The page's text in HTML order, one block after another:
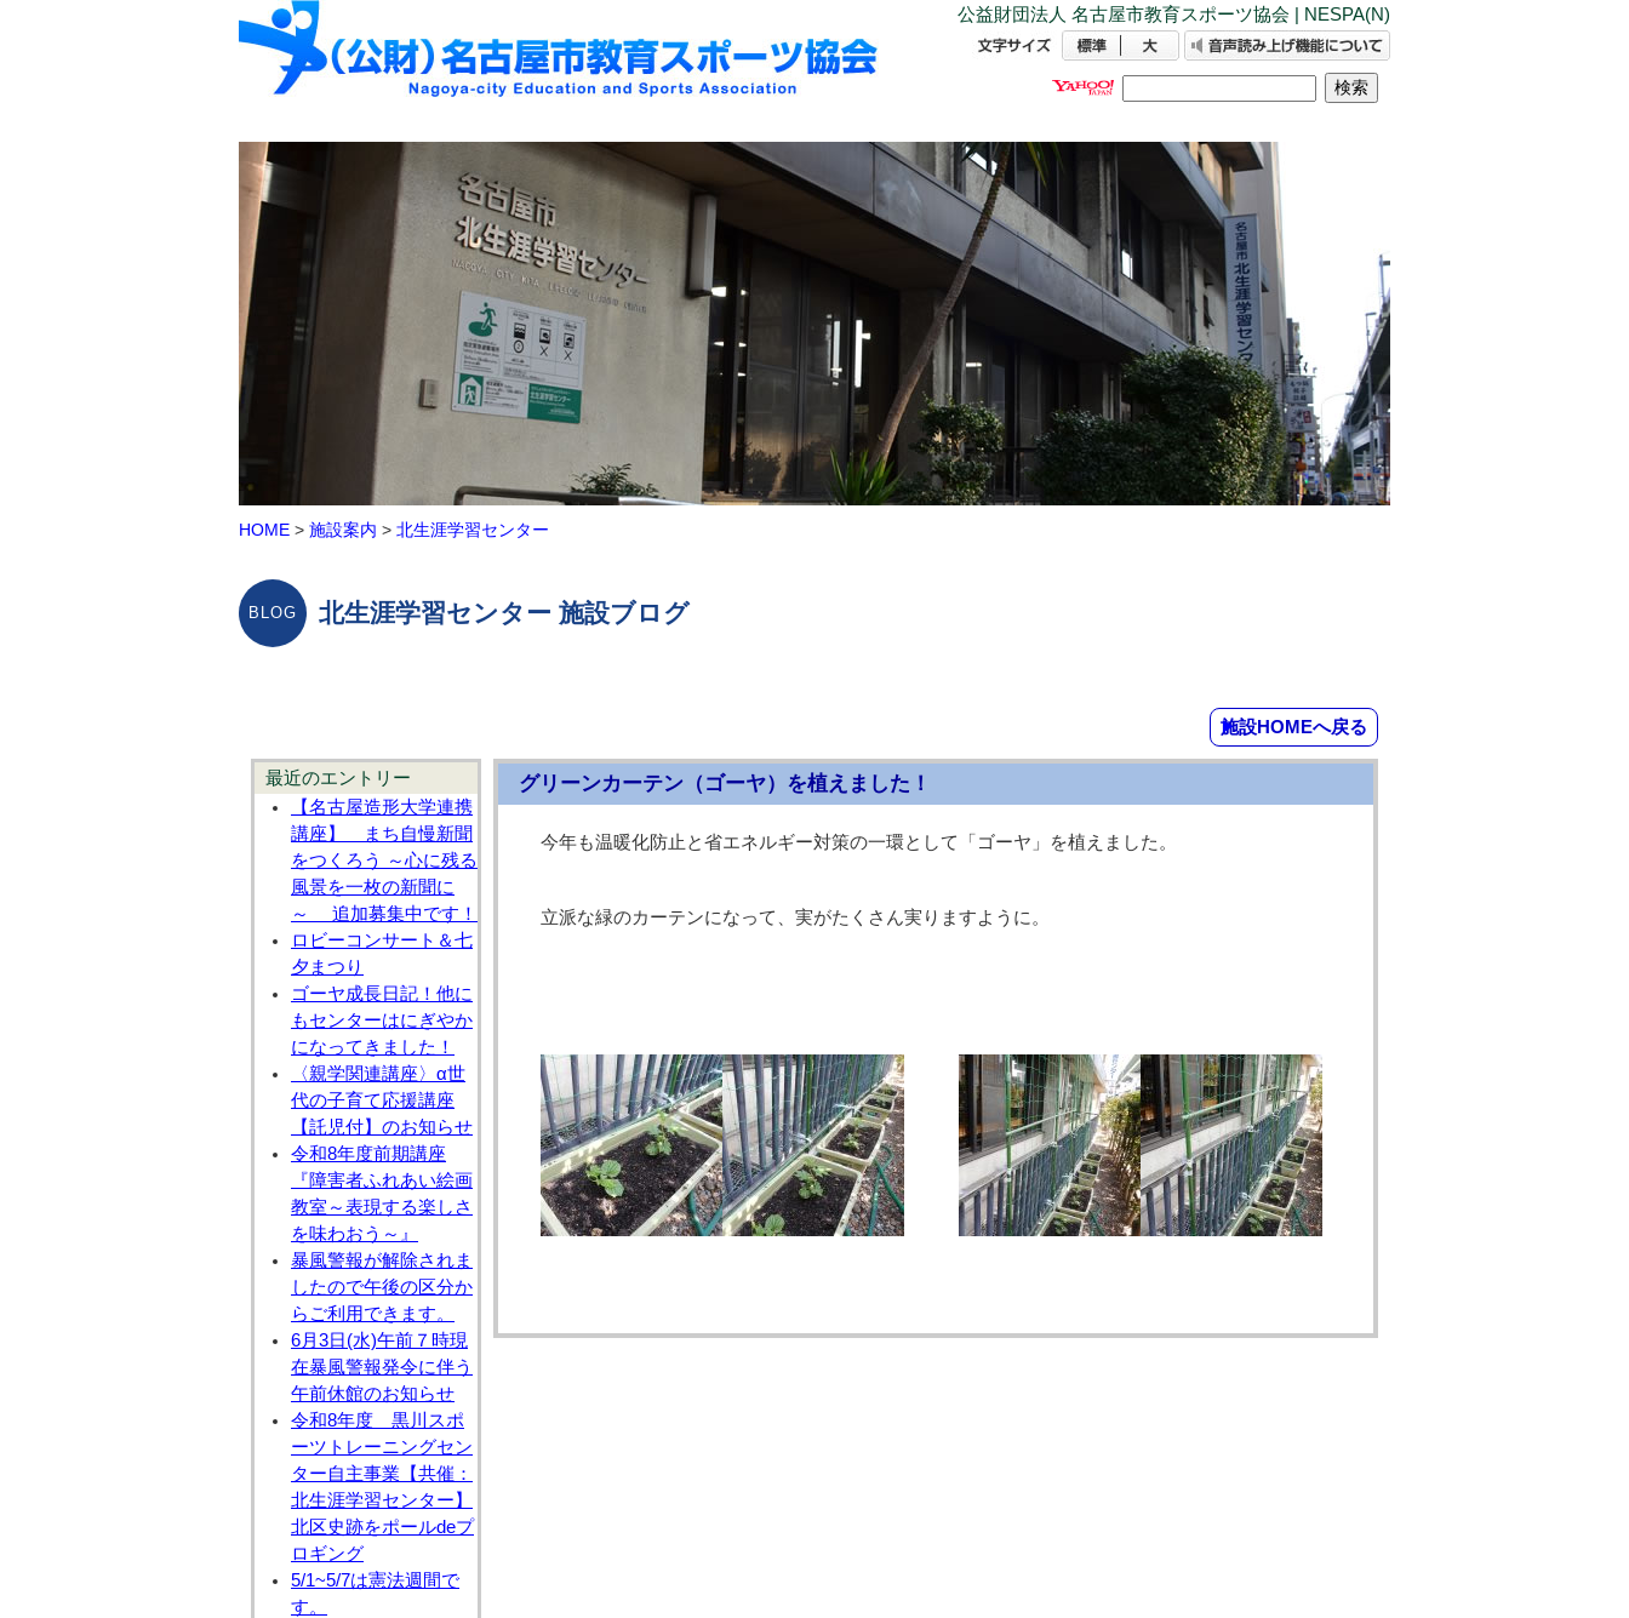
公益財団法人 名古屋市教育スポーツ協会 | NESPA(N)
HOME > 施設案内 > 北生涯学習センター
北生涯学習センター 施設ブログ
施設HOMEへ戻る
最近のエントリー
【名古屋造形大学連携
講座】 まち自慢新聞
をつくろう ～心に残る
風景を一枚の新聞に
～ 追加募集中です！
ロビーコンサート＆七
夕まつり
ゴーヤ成長日記！他に
もセンターはにぎやか
になってきました！
〈親学関連講座〉α世
代の子育て応援講座
【託児付】のお知らせ
令和8年度前期講座
『障害者ふれあい絵画
教室～表現する楽しさ
を味わおう～』
暴風警報が解除されま
したので午後の区分か
らご利用できます。
6月3日(水)午前７時現
在暴風警報発令に伴う
午前休館のお知らせ
令和8年度 黒川スポ
ーツトレーニングセン
ター自主事業【共催：
北生涯学習センター】
北区史跡をポールdeプ
ロギング
5/1~5/7は憲法週間で
す。
グリーンカーテン（ゴーヤ）を植えました！
今年も温暖化防止と省エネルギー対策の一環として「ゴーヤ」を植えました。
立派な緑のカーテンになって、実がたくさん実りますように。